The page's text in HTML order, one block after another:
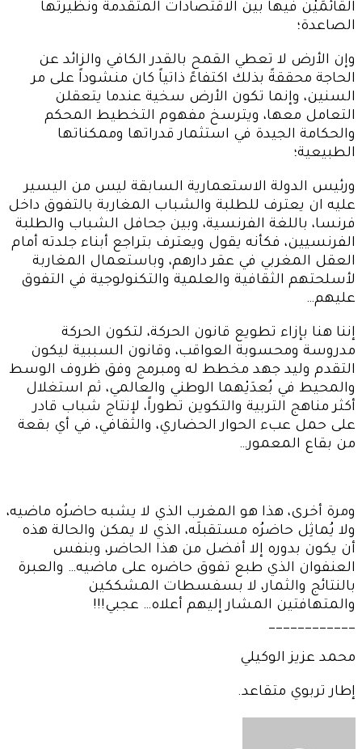
القائمَيْن فيها بين الاقتصادات المتقدمة ونظيرتها
الصاعدة؛
وإن الأرض لا تعطي القمح بالقدر الكافي والزائد عن
الحاجة محققةً بذلك اكتفاءً ذاتياً كان منشوداً على مر
السنين، وإنما تكون الأرض سخية عندما يتعقلن
التعامل معها، ويترسخ مفهوم التخطيط المحكم
والحكامة الجيدة في استثمار قدراتها وممكناتها
الطبيعية؛
ورئيس الدولة الاستعمارية السابقة ليس من اليسير
عليه ان يعترف للطلبة والشباب المغاربة بالتفوق داخل
فرنسا، باللغة الفرنسية، وبين جحافل الشباب والطلبة
الفرنسيين، فكأنه يقول ويعترف بتراجع أبناء جلدته أمام
العقل المغربي في عقر دارهم، وباستعمال المغاربة
لأسلحتهم الثقافية والعلمية والتكنولوجية في التفوق
عليهم…
إننا هنا بإزاء تطويع قانون الحركة، لتكون الحركة
مدروسة ومحسوبة العواقب، وقانون السببية ليكون
التقدم وليد جهد مخطط له ومبرمج وفق ظروف الوسط
والمحيط في بُعدَيْهما الوطني والعالمي، ثم استغلال
أكثر مناهج التربية والتكوين تطوراً، لإنتاج شباب قادر
على حمل عبء الحوار الحضاري، والثقافي، في أي بقعة
من بقاع المعمور…
ومرة أخرى، هذا هو المغرب الذي لا يشبه حاضرُه ماضيه،
ولا يُماثِل حاضرُه مستقبلَه، الذي لا يمكن والحالة هذه
أن يكون بدوره إلا أفضل من هذا الحاضر، وبنفس
العنفوان الذي طبع تفوق حاضره على ماضيه… والعبرة
بالنتائج والثمار، لا بسفسطات المشككين
والمتهافتين المشار إليهم أعلاه… عجبي!!!
____________
محمد عزيز الوكيلي
إطار تربوي متقاعد.